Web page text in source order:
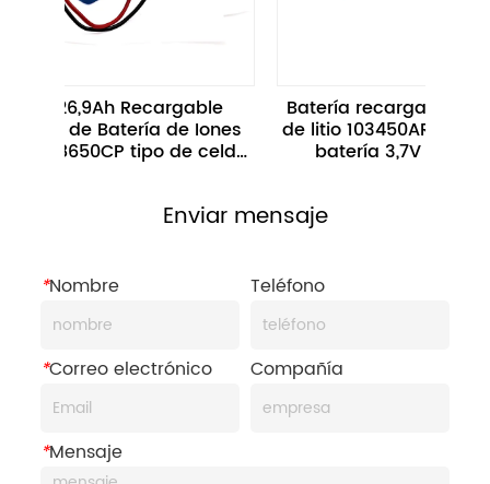
26,9Ah Recargable
de Batería de Iones
18650CP tipo de celda
Batería recargable de
de litio 103450AR Paquete
batería 3,7V 1800mAh
Enviar mensaje
*Nombre Teléfono
*Correo electrónico Compañía
*Mensaje